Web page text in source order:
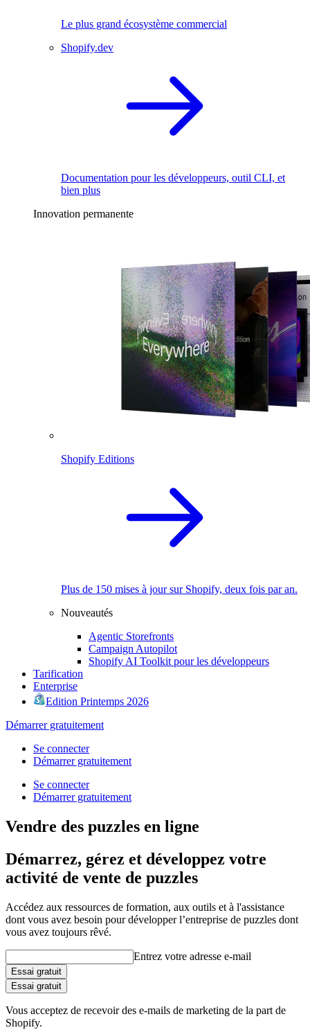
Le plus grand écosystème commercial
Shopify.dev
Documentation pour les développeurs, outil CLI, et
bien plus
Innovation permanente
Shopify Editions
Plus de 150 mises à jour sur Shopify, deux fois par an.
Nouveautés
Agentic Storefronts
Campaign Autopilot
Shopify AI Toolkit pour les développeurs
Tarification
Enterprise
Edition Printemps 2026
Démarrer gratuitement
Se connecter
Démarrer gratuitement
Se connecter
Démarrer gratuitement
Vendre des puzzles en ligne
Démarrez, gérez et développez votre
activité de vente de puzzles
Accédez aux ressources de formation, aux outils et à l'assistance
dont vous avez besoin pour développer l’entreprise de puzzles dont
vous avez toujours rêvé.
Entrez votre adresse e-mail
Essai gratuit
Essai gratuit
Vous acceptez de recevoir des e-mails de marketing de la part de
Shopify.